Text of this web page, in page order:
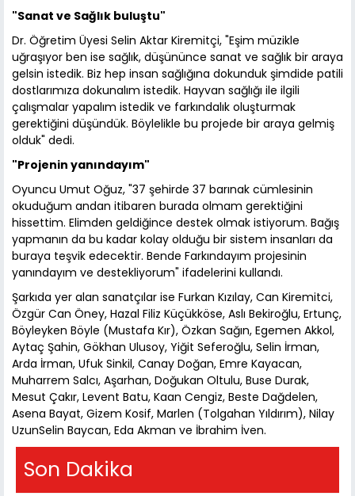
"Sanat ve Sağlık buluştu"
Dr. Öğretim Üyesi Selin Aktar Kiremitçi, "Eşim müzikle
uğraşıyor ben ise sağlık, düşününce sanat ve sağlık bir araya
gelsin istedik. Biz hep insan sağlığına dokunduk şimdide patili
dostlarımıza dokunalım istedik. Hayvan sağlığı ile ilgili
çalışmalar yapalım istedik ve farkındalık oluşturmak
gerektiğini düşündük. Böylelikle bu projede bir araya gelmiş
olduk" dedi.
"Projenin yanındayım"
Oyuncu Umut Oğuz, "37 şehirde 37 barınak cümlesinin
okuduğum andan itibaren burada olmam gerektiğini
hissettim. Elimden geldiğince destek olmak istiyorum. Bağış
yapmanın da bu kadar kolay olduğu bir sistem insanları da
buraya teşvik edecektir. Bende Farkındayım projesinin
yanındayım ve destekliyorum" ifadelerini kullandı.
Şarkıda yer alan sanatçılar ise Furkan Kızılay, Can Kiremitci,
Özgür Can Öney, Hazal Filiz Küçükköse, Aslı Bekiroğlu, Ertunç,
Böyleyken Böyle (Mustafa Kır), Özkan Sağın, Egemen Akkol,
Aytaç Şahin, Gökhan Ulusoy, Yiğit Seferoğlu, Selin İrman,
Arda İrman, Ufuk Sinkil, Canay Doğan, Emre Kayacan,
Muharrem Salcı, Aşarhan, Doğukan Oltulu, Buse Durak,
Mesut Çakır, Levent Batu, Kaan Cengiz, Beste Dağdelen,
Asena Bayat, Gizem Kosif, Marlen (Tolgahan Yıldırım), Nilay
UzunSelin Baycan, Eda Akman ve İbrahim İven.
Son Dakika